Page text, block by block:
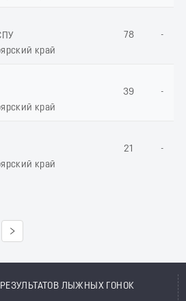
край
78 -
край
39 -
край
21 -
ЛЫЖНЫХ ГОНОК